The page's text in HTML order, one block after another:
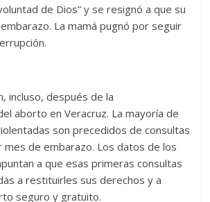
de Dios” y se resignó a que su
La mamá pugnó por seguir
incluso, después de la
aborto en Veracruz. La mayoría de
son precedidos de consultas
mes de embarazo. Los datos de los
a que esas primeras consultas
a restituirles sus derechos y a
seguro y gratuito.